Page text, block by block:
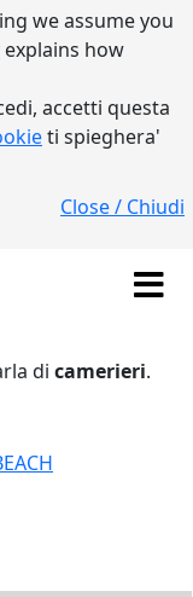
we assume you
explains how
accetti questa
ti spieghera'
Close / Chiudi
di camerieri.